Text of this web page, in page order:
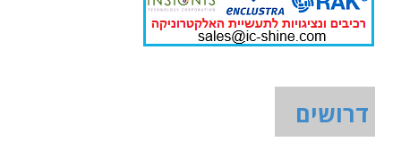
דרושים